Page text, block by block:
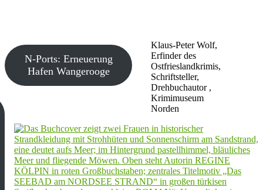
Klaus-Peter Wolf,
Erfinder des
Ostfrieslandkrimis,
Schriftsteller,
Drehbuchautor ,
Krimimuseum
Norden
N-Ports: Erneuerung
Hafen Wangerooge